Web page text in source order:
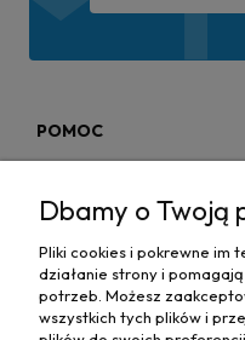
POMOC
MAPA STRONY
Dbamy o Twoją
Pliki cookies i pokrewne im
działanie strony i
potrzeb. Możesz
wszystkich tych plików i